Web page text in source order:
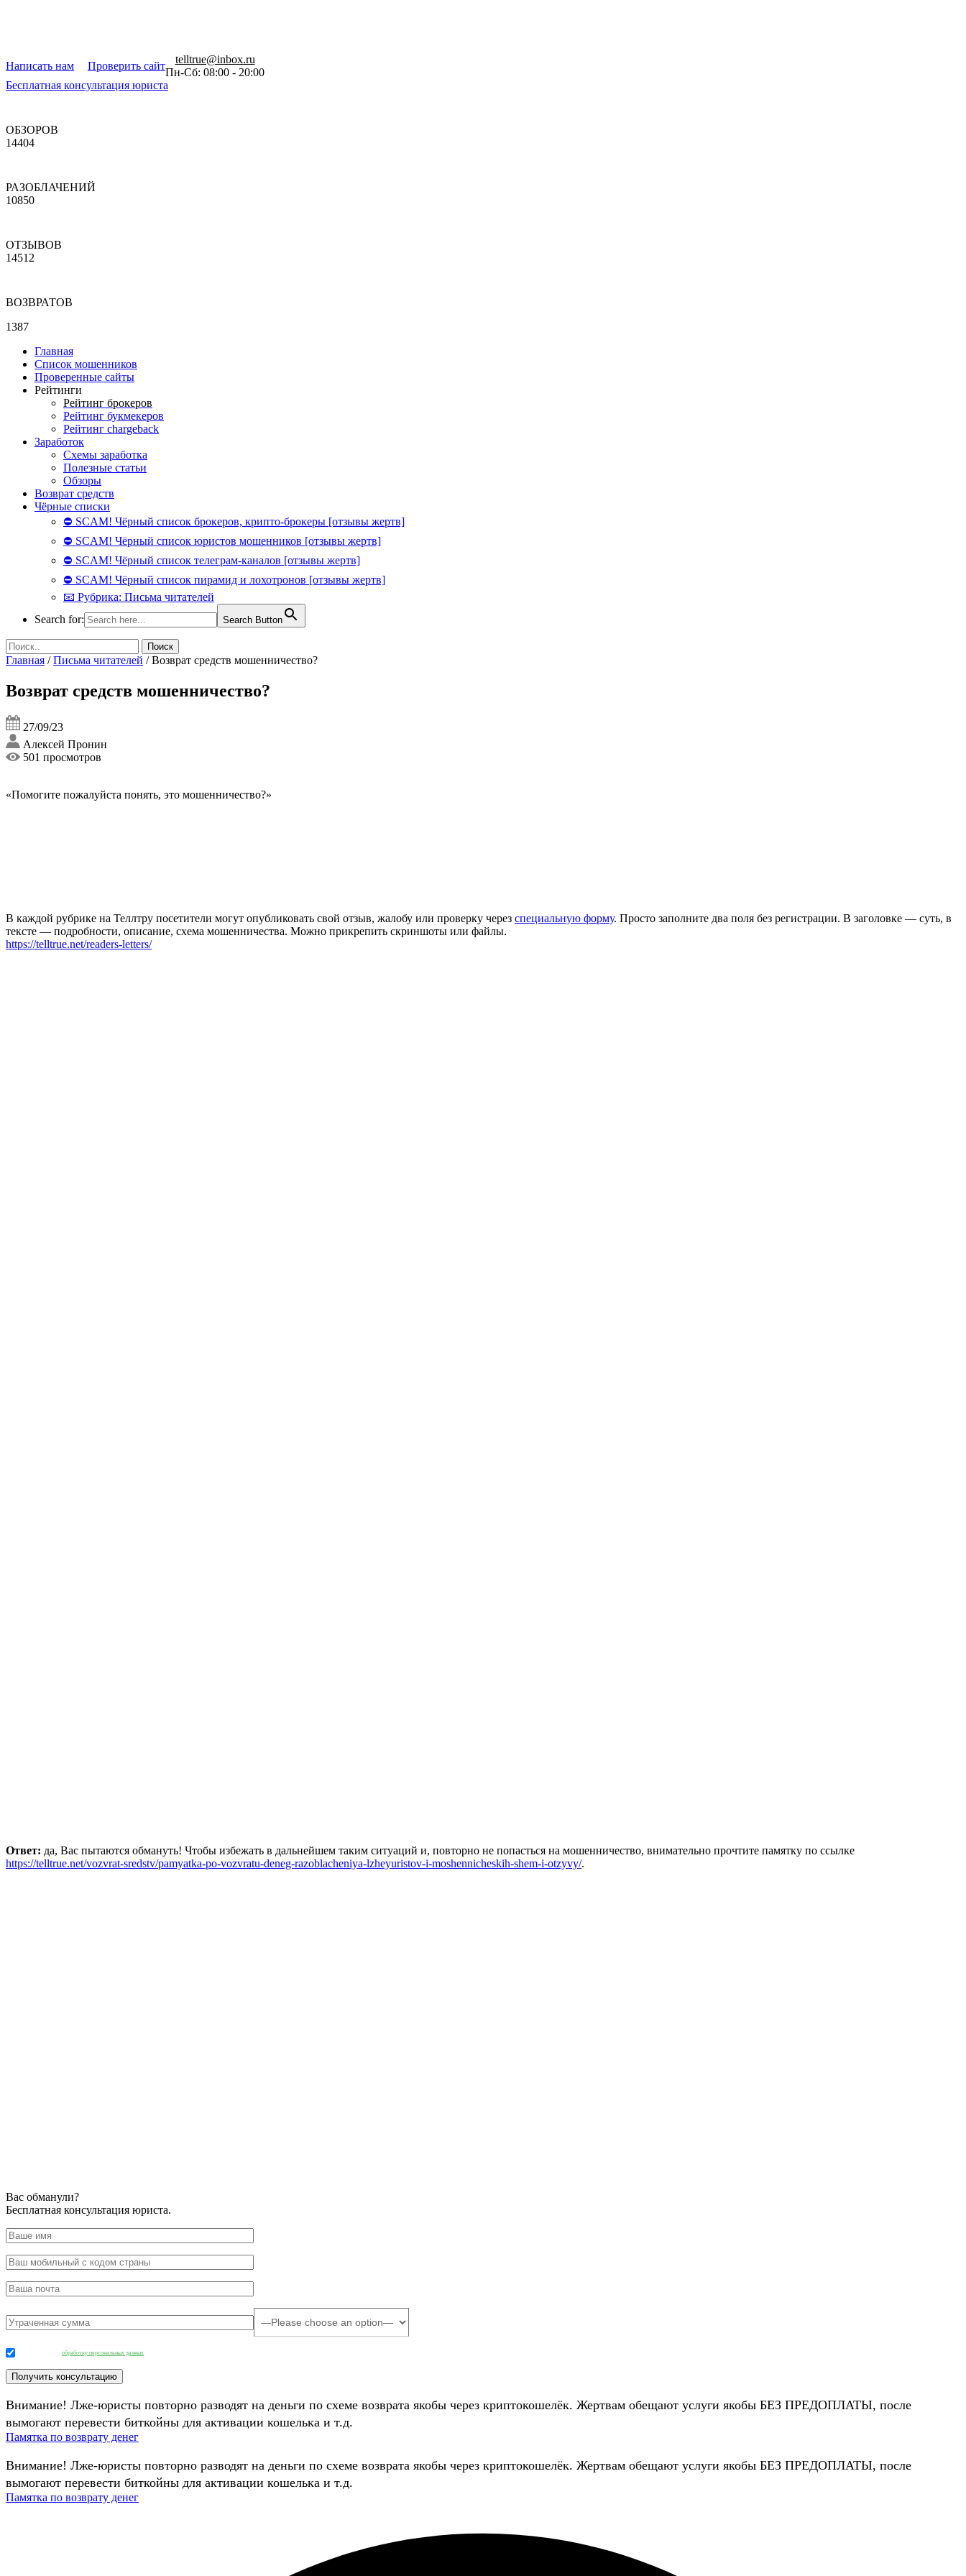
Написать нам Проверить сайт
telltrue@inbox.ru
Пн-Сб: 08:00 - 20:00
Бесплатная консультация юриста
ОБЗОРОВ
14404
РАЗОБЛАЧЕНИЙ
10850
ОТЗЫВОВ
14512
ВОЗВРАТОВ
1387
Главная
Список мошенников
Проверенные сайты
Рейтинги
Рейтинг брокеров
Рейтинг букмекеров
Рейтинг chargeback
Заработок
Схемы заработка
Полезные статьи
Обзоры
Возврат средств
Чёрные списки
⛔ SCAM! Чёрный список брокеров, крипто-брокеры [отзывы жертв]
⛔ SCAM! Чёрный список юристов мошенников [отзывы жертв]
⛔ SCAM! Чёрный список телеграм-каналов [отзывы жертв]
⛔ SCAM! Чёрный список пирамид и лохотронов [отзывы жертв]
📧 Рубрика: Письма читателей
Search for:
Search Button
Главная /Письма читателей /Возврат средств мошенничество?
Возврат средств мошенничество?
27/09/23
Алексей Пронин
501 просмотров
«Помогите пожалуйста понять, это мошенничество?»
В каждой рубрике на Теллтру посетители могут опубликовать свой отзыв, жалобу или проверку через специальную форму. Просто заполните два поля без регистрации. В заголовке — суть, в
тексте — подробности, описание, схема мошенничества. Можно прикрепить скриншоты или файлы.
https://telltrue.net/readers-letters/
Ответ: да, Вас пытаются обмануть! Чтобы избежать в дальнейшем таким ситуаций и, повторно не попасться на мошенничество, внимательно прочтите памятку по ссылке
https://telltrue.net/vozvrat-sredstv/pamyatka-po-vozvratu-deneg-razoblacheniya-lzheyuristov-i-moshennicheskih-shem-i-otzyvy/.
Вас обманули?
Бесплатная консультация юриста.
обработку персональных данных
Внимание! Лже-юристы повторно разводят на деньги по схеме возврата якобы через криптокошелёк. Жертвам обещают услуги якобы БЕЗ ПРЕДОПЛАТЫ, после
вымогают перевести биткойны для активации кошелька и т.д.
Памятка по возврату денег
Внимание! Лже-юристы повторно разводят на деньги по схеме возврата якобы через криптокошелёк. Жертвам обещают услуги якобы БЕЗ ПРЕДОПЛАТЫ, после
вымогают перевести биткойны для активации кошелька и т.д.
Памятка по возврату денег